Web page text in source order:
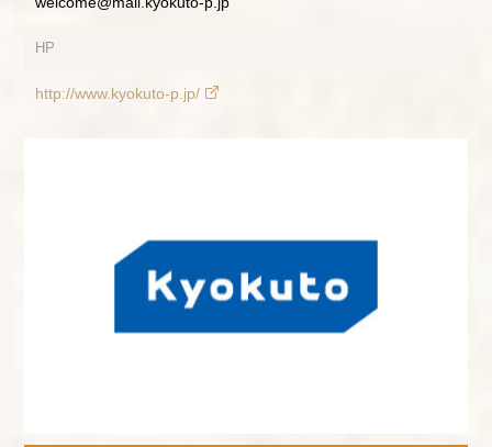
HP
http://www.kyokuto-p.jp/